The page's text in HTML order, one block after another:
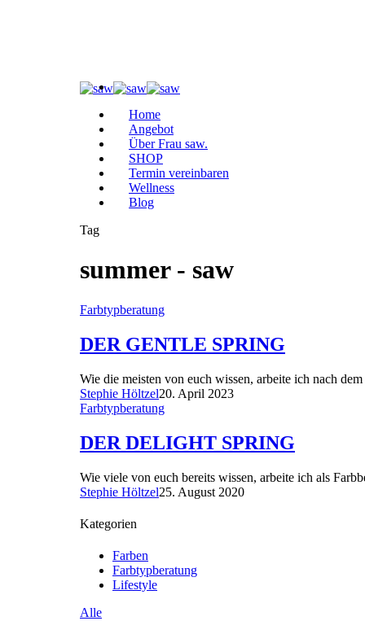
Home
Angebot
Über Frau saw.
SHOP
Termin vereinbaren
Wellness
Blog
Tag
summer - saw
Farbtypberatung
DER GENTLE SPRING
Wie die meisten von euch wissen, arbeite ich nach
Stephie Höltzel20. April 2023
Farbtypberatung
DER DELIGHT SPRING
Wie viele von euch bereits wissen, arbeite ich als
Stephie Höltzel25. August 2020
Kategorien
Farben
Farbtypberatung
Lifestyle
Alle